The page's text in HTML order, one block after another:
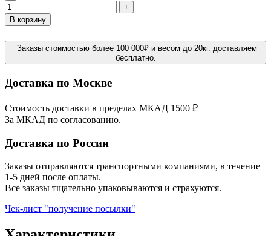
+
В корзину
Заказы стоимостью более 100 000₽ и весом до 20кг. доставляем
бесплатно.
Доставка по Москве
Стоимость доставки в пределах МКАД 1500 ₽
За МКАД по согласованию.
Доставка по России
Заказы отправляются транспортными компаниями, в течение
1-5 дней после оплаты.
Все заказы тщательно упаковываются и страхуются.
Чек-лист "получение посылки"